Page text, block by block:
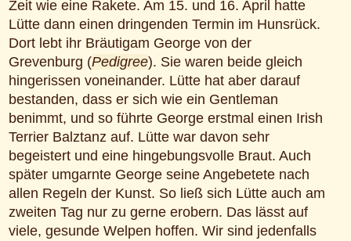
Zeit wie eine Rakete. Am 15. und 16. April hatte
Lütte dann einen dringenden Termin im Hunsrück.
Dort lebt ihr Bräutigam George von der
Grevenburg (Pedigree). Sie waren beide gleich
hingerissen voneinander. Lütte hat aber darauf
bestanden, dass er sich wie ein Gentleman
benimmt, und so führte George erstmal einen Irish
Terrier Balztanz auf. Lütte war davon sehr
begeistert und eine hingebungsvolle Braut. Auch
später umgarnte George seine Angebetete nach
allen Regeln der Kunst. So ließ sich Lütte auch am
zweiten Tag nur zu gerne erobern. Das lässt auf
viele, gesunde Welpen hoffen. Wir sind jedenfalls